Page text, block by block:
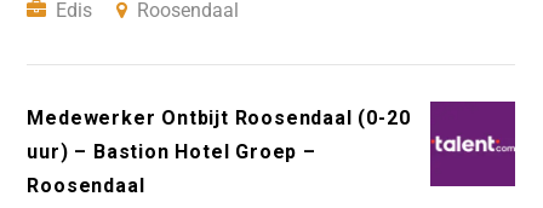
Edis
Roosendaal
Medewerker Ontbijt Roosendaal (0-20
uur) – Bastion Hotel Groep –
Roosendaal